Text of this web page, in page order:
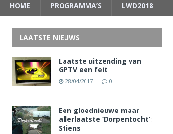
HOME PROGRAMMA’S LWD2018
LAATSTE NIEUWS
Laatste uitzending van
GPTV een feit
28/04/2017 0
Een gloednieuwe maar
allerlaatste ‘Dorpentocht’:
Stiens